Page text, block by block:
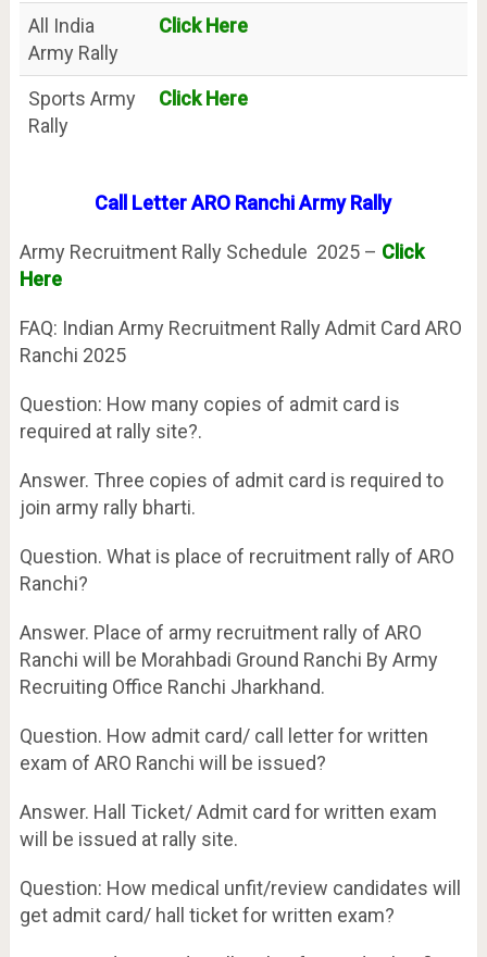
All India
Army Rally
Click Here
Sports Army
Rally
Click Here
Call Letter ARO Ranchi Army Rally
Army Recruitment Rally Schedule 2025 – Click
Here
FAQ: Indian Army Recruitment Rally Admit Card ARO
Ranchi 2025
Question: How many copies of admit card is
required at rally site?.
Answer. Three copies of admit card is required to
join army rally bharti.
Question. What is place of recruitment rally of ARO
Ranchi?
Answer. Place of army recruitment rally of ARO
Ranchi will be Morahbadi Ground Ranchi By Army
Recruiting Office Ranchi Jharkhand.
Question. How admit card/ call letter for written
exam of ARO Ranchi will be issued?
Answer. Hall Ticket/ Admit card for written exam
will be issued at rally site.
Question: How medical unfit/review candidates will
get admit card/ hall ticket for written exam?